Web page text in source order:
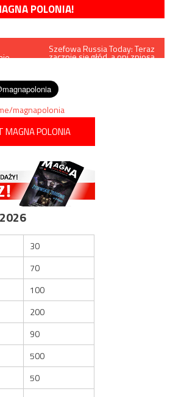
POLONIA!
Szefowa Russia Today: Teraz
zacznie się głód, a oni zniosą
magnapolonia
MAGNA POLONIA
30
70
100
200
90
500
50